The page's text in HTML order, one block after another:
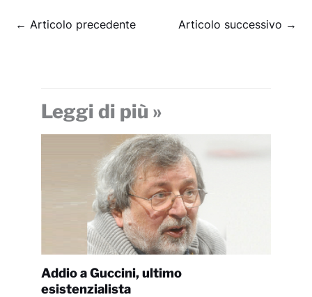
← Articolo precedente Articolo successivo →
Leggi di più »
Addio a Guccini, ultimo
esistenzialista